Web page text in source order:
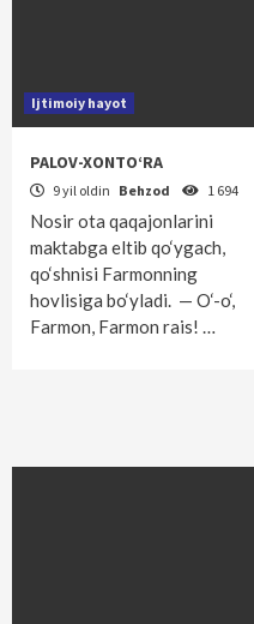
Ijtimoiy hayot
PALOV-XONTO‘RA
9 yil oldin Behzod 1 694
Nosir ota qaqajonlarini
maktabga eltib qo‘ygach,
qo‘shnisi Farmonning
hovlisiga bo‘yladi. — O‘-o‘,
Farmon, Farmon rais! …